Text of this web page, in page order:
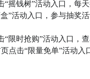
摇钱树”活动入口，每
”活动入口，参与抽奖
限时抢购”活动入口，
点击“限量免单”活动